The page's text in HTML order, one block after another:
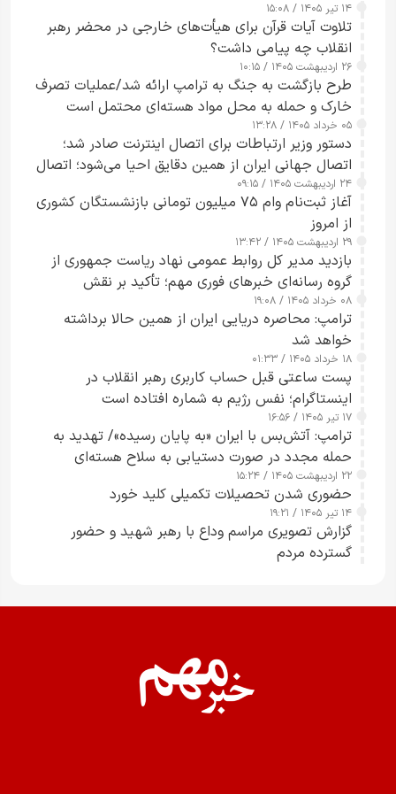
۱۴ تیر ۱۴۰۵ / ۱۵:۰۸
تلاوت آیات قرآن برای هیأت‌های خارجی در محضر رهبر
انقلاب چه پیامی داشت؟
۲۶ اردیبهشت ۱۴۰۵ / ۱۰:۱۵
طرح‌ بازگشت به جنگ به ترامپ ارائه شد/عملیات تصرف
خارک و حمله به محل مواد هسته‌ای محتمل است
۰۵ خرداد ۱۴۰۵ / ۱۳:۲۸
دستور وزیر ارتباطات برای اتصال اینترنت صادر شد؛
اتصال جهانی ایران از همین دقایق احیا می‌شود؛ اتصال
کامل مردم تا ۲۴ ساعت آینده
۲۴ اردیبهشت ۱۴۰۵ / ۰۹:۱۵
آغاز ثبت‌نام وام ۷۵ میلیون تومانی بازنشستگان کشوری
از امروز
۲۹ اردیبهشت ۱۴۰۵ / ۱۳:۴۲
بازدید مدیر کل روابط عمومی نهاد ریاست جمهوری از
گروه رسانه‌ای خبرهای فوری مهم؛ تأکید بر نقش
رسانه‌های هوشمند و مسئول در ارتقای آگاهی عمومی
۰۸ خرداد ۱۴۰۵ / ۱۹:۰۸
ترامپ: محاصره دریایی ایران از همین حالا برداشته
خواهد شد
۱۸ خرداد ۱۴۰۵ / ۰۱:۳۳
پست ساعتی قبل حساب کاربری رهبر انقلاب در
اینستاگرام؛ نفس رژیم به شماره افتاده است​
۱۷ تیر ۱۴۰۵ / ۱۶:۵۶
ترامپ: آتش‌بس با ایران «به پایان رسیده»/ تهدید به
حمله مجدد در صورت دستیابی به سلاح هسته‌ای
۲۲ اردیبهشت ۱۴۰۵ / ۱۵:۲۴
حضوری شدن تحصیلات تکمیلی کلید خورد
۱۴ تیر ۱۴۰۵ / ۱۹:۲۱
گزارش تصویری مراسم وداع با رهبر شهید و حضور
گسترده مردم